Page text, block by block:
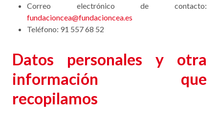
Correo electrónico de contacto:
fundacioncea@fundacioncea.es
Teléfono: 91 557 68 52
Datos personales y otra
información que
recopilamos